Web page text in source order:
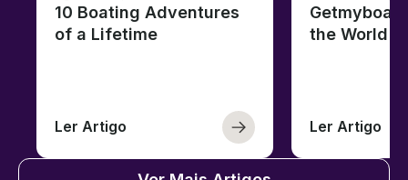
10 Boating Adventures
of a Lifetime
Ler Artigo
the World
Ler Artigo